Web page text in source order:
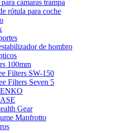
cámaras trampa
rótula para coche
de hombro
100mm
Filters SW-150
Filters Seven 5
Gear
Manfrotto